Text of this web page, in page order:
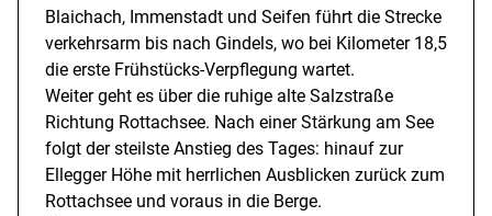
Blaichach, Immenstadt und Seifen führt die Strecke
verkehrsarm bis nach Gindels, wo bei Kilometer 18,5
die erste Frühstücks-Verpflegung wartet.
Weiter geht es über die ruhige alte Salzstraße
Richtung Rottachsee. Nach einer Stärkung am See
folgt der steilste Anstieg des Tages: hinauf zur
Ellegger Höhe mit herrlichen Ausblicken zurück zum
Rottachsee und voraus in die Berge.